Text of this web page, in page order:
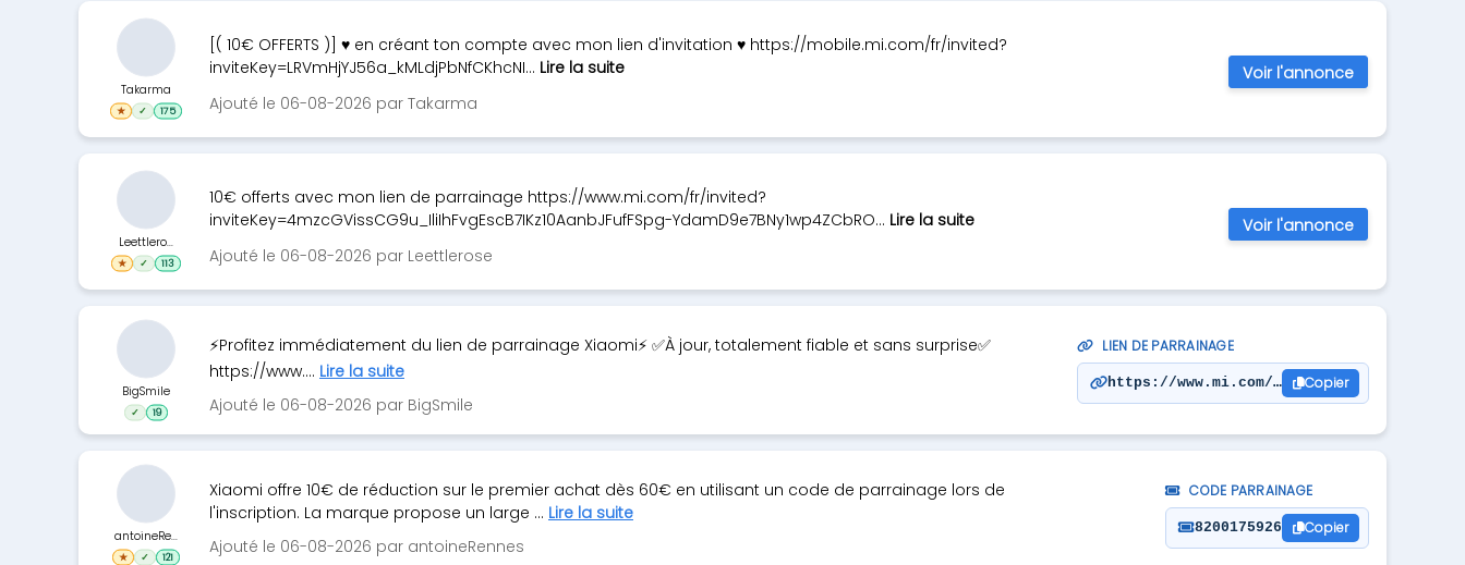
[( 10€ OFFERTS )] ♥ en créant ton compte avec mon lien d'invitation ♥ https://mobile.mi.com/fr/invited?
inviteKey=LRVmHjYJ56a_kMLdjPbNfCKhcNI... Lire la suite
Ajouté le 06-08-2026 par Takarma
Takarma
★ ✓ 175
Voir l'annonce
10€ offerts avec mon lien de parrainage https://www.mi.com/fr/invited?
inviteKey=4mzcGVissCG9u_IliIhFvgEscB7IKz10AanbJFufFSpg-YdamD9e7BNy1wp4ZCbRO... Lire la suite
Ajouté le 06-08-2026 par Leettlerose
Leettlero...
★ ✓ 113
Voir l'annonce
⚡Profitez immédiatement du lien de parrainage Xiaomi⚡ ✅À jour, totalement fiable et sans surprise✅
https://www.... Lire la suite
Ajouté le 06-08-2026 par BigSmile
LIEN DE PARRAINAGE
https://www.mi.com/fr/ Copier
BigSmile
✓ 19
Xiaomi offre 10€ de réduction sur le premier achat dès 60€ en utilisant un code de parrainage lors de
l'inscription. La marque propose un large ... Lire la suite
Ajouté le 06-08-2026 par antoineRennes
CODE PARRAINAGE
8200175926 Copier
antoineRe...
★ ✓ 121